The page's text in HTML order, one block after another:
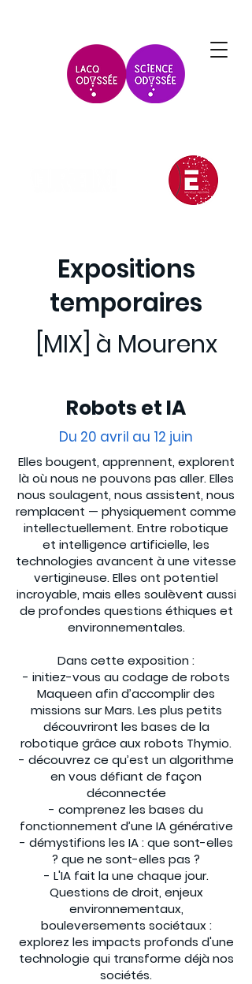
Expositions
temporaires
[MIX] à Mourenx
Robots et IA
Du 20 avril au 12 juin
Elles bougent, apprennent, explorent
là où nous ne pouvons pas aller. Elles
nous soulagent, nous assistent, nous
remplacent — physiquement comme
intellectuellement. Entre robotique
et intelligence artificielle, les
technologies avancent à une vitesse
vertigineuse. Elles ont potentiel
incroyable, mais elles soulèvent aussi
de profondes questions éthiques et
environnementales.
Dans cette exposition :
- initiez-vous au codage de robots
Maqueen afin d’accomplir des
missions sur Mars. Les plus petits
découvriront les bases de la
robotique grâce aux robots Thymio.
- découvrez ce qu’est un algorithme
en vous défiant de façon
déconnectée
- comprenez les bases du
fonctionnement d’une IA générative
- démystifions les IA : que sont-elles
? que ne sont-elles pas ?
- L'IA fait la une chaque jour.
Questions de droit, enjeux
environnementaux,
bouleversements sociétaux :
explorez les impacts profonds d'une
technologie qui transforme déjà nos
sociétés.